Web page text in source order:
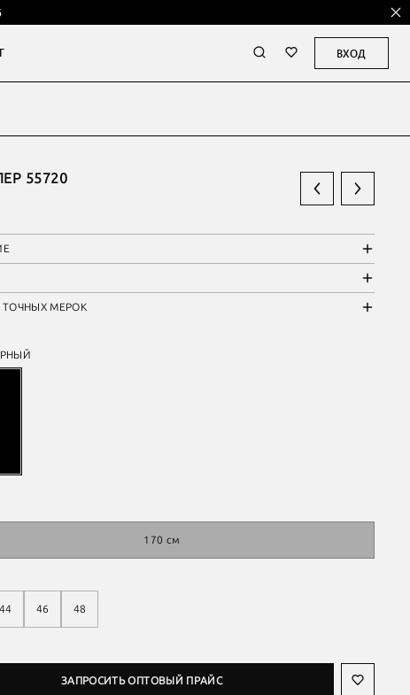
ВХОД
55720
ТОЧНЫХ МЕРОК
170 см
44 46 48
ЗАПРОСИТЬ ОПТОВЫЙ ПРАЙС